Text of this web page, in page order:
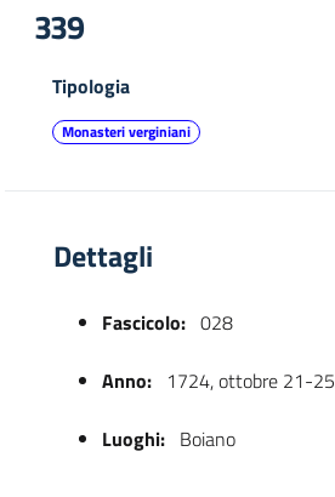
339
Tipologia
Monasteri verginiani
Dettagli
Fascicolo: 028
Anno: 1724, ottobre 21-25
Luoghi: Boiano